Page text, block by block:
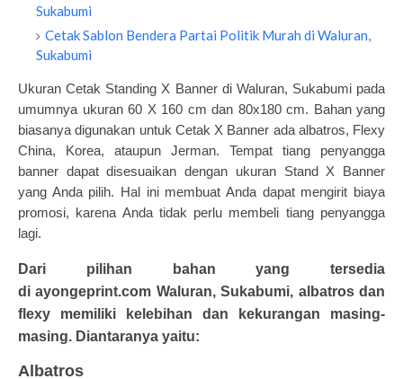
Sukabumi
Cetak Sablon Bendera Partai Politik Murah di Waluran,
Sukabumi
UkuranCetak Standing X Bannerdi Waluran, Sukabumi pada
umumnya ukuran 60 X 160 cm dan 80x180 cm. Bahan yang
biasanya digunakan untuk Cetak X Banner ada albatros, Flexy
China, Korea, ataupun Jerman. Tempat tiang penyangga
banner dapat disesuaikan dengan ukuran Stand X Banner
yang Anda pilih. Hal ini membuat Anda dapat mengirit biaya
promosi, karena Anda tidak perlu membeli tiang penyangga
lagi.
Dari pilihan bahan yang tersedia
diayongeprint.com Waluran, Sukabumi, albatros dan
flexy memiliki kelebihan dan kekurangan masing-
masing. Diantaranya yaitu:
Albatros